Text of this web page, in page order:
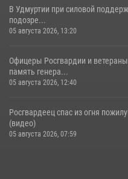
В Удмуртии при силовой
подозре...
05 августа 2026, 13:20
Офицеры Росгвардии и
память генера...
05 августа 2026, 12:40
Росгвардеец спас из огня
(видео)
05 августа 2026, 07:59